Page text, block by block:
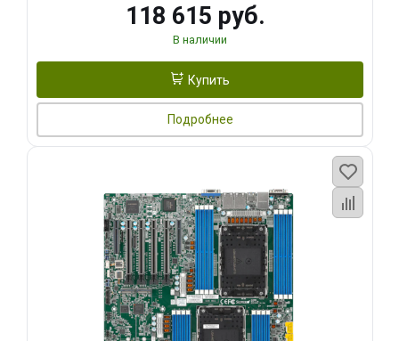
118 615 руб.
В наличии
Купить
Подробнее